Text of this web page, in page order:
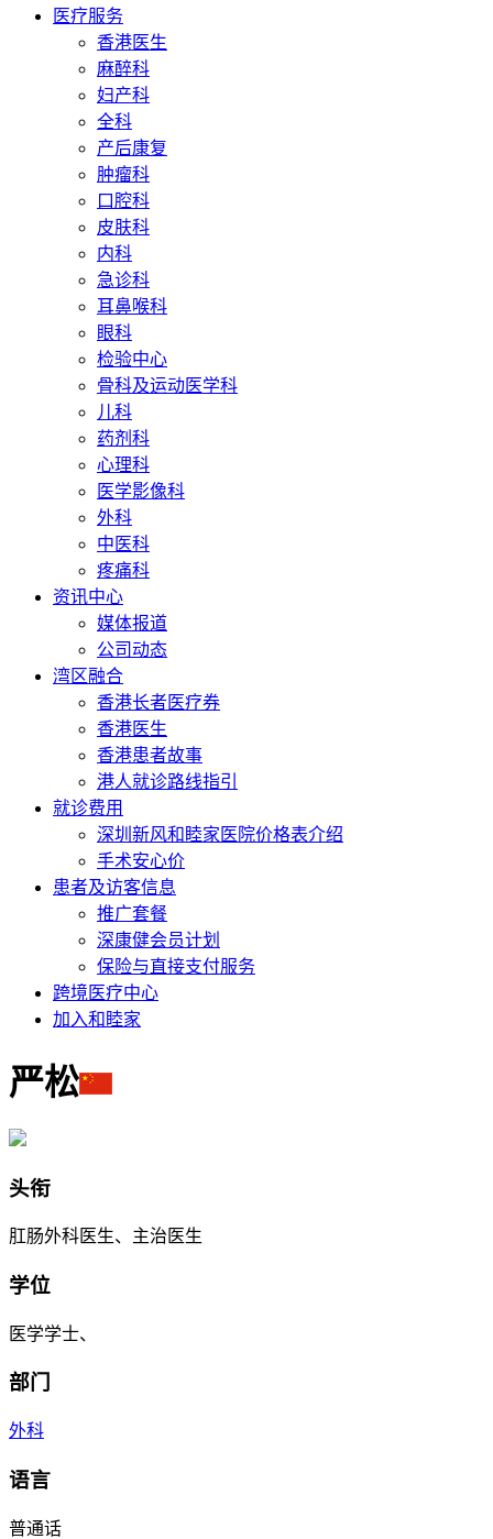
医疗服务
香港医生
麻醉科
妇产科
全科
产后康复
肿瘤科
口腔科
皮肤科
内科
急诊科
耳鼻喉科
眼科
检验中心
骨科及运动医学科
儿科
药剂科
心理科
医学影像科
外科
中医科
疼痛科
资讯中心
媒体报道
公司动态
湾区融合
香港长者医疗券
香港医生
香港患者故事
港人就诊路线指引
就诊费用
深圳新风和睦家医院价格表介绍
手术安心价
患者及访客信息
推广套餐
深康健会员计划
保险与直接支付服务
跨境医疗中心
加入和睦家
严松
头衔
肛肠外科医生、主治医生
学位
医学学士、
部门
外科
语言
普通话